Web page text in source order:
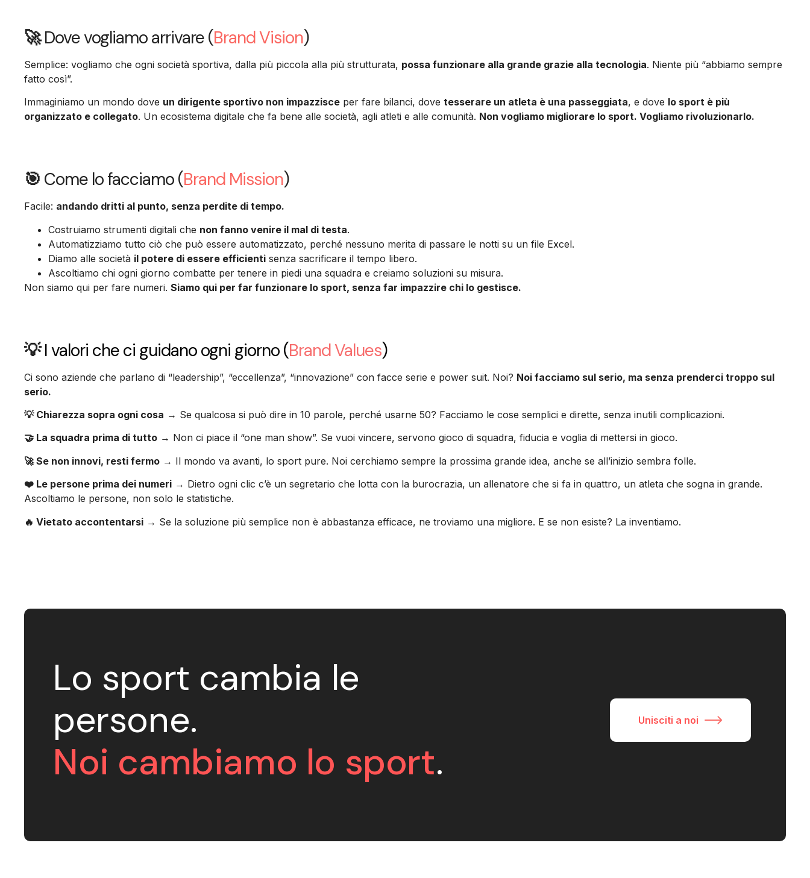
🚀Dove vogliamo arrivare (Brand Vision)
Semplice: vogliamo che ogni società sportiva, dalla più piccola alla più strutturata, possa funzionare alla grande grazie alla tecnologia. Niente più “abbiamo sempre
fatto così”.
Immaginiamo un mondo dove un dirigente sportivo non impazzisce per fare bilanci, dove tesserare un atleta è una passeggiata, e dove lo sport è più
organizzato e collegato. Un ecosistema digitale che fa bene alle società, agli atleti e alle comunità. Non vogliamo migliorare lo sport. Vogliamo rivoluzionarlo.
🎯 Come lo facciamo (Brand Mission)
Facile: andando dritti al punto, senza perdite di tempo.
Costruiamo strumenti digitali che non fanno venire il mal di testa.
Automatizziamo tutto ciò che può essere automatizzato, perché nessuno merita di passare le notti su un file Excel.
Diamo alle società il potere di essere efficienti senza sacrificare il tempo libero.
Ascoltiamo chi ogni giorno combatte per tenere in piedi una squadra e creiamo soluzioni su misura.
Non siamo qui per fare numeri. Siamo qui per far funzionare lo sport, senza far impazzire chi lo gestisce.
💡I valori che ci guidano ogni giorno(Brand Values)
Ci sono aziende che parlano di “leadership”, “eccellenza”, “innovazione” con facce serie e power suit. Noi? Noi facciamo sul serio, ma senza prenderci troppo sul
serio.
💡 Chiarezza sopra ogni cosa → Se qualcosa si può dire in 10 parole, perché usarne 50? Facciamo le cose semplici e dirette, senza inutili complicazioni.
🤝 La squadra prima di tutto → Non ci piace il “one man show”. Se vuoi vincere, servono gioco di squadra, fiducia e voglia di mettersi in gioco.
🚀 Se non innovi, resti fermo → Il mondo va avanti, lo sport pure. Noi cerchiamo sempre la prossima grande idea, anche se all’inizio sembra folle.
❤️ Le persone prima dei numeri → Dietro ogni clic c’è un segretario che lotta con la burocrazia, un allenatore che si fa in quattro, un atleta che sogna in grande.
Ascoltiamo le persone, non solo le statistiche.
🔥 Vietato accontentarsi → Se la soluzione più semplice non è abbastanza efficace, ne troviamo una migliore. E se non esiste? La inventiamo.
Lo sport cambia le
persone.
Noi cambiamo lo sport.
Unisciti a noi